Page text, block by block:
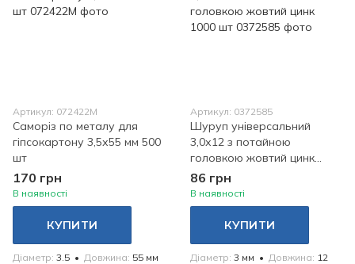
Артикул: 072422М
Саморіз по металу для
гіпсокартону 3,5х55 мм 500
шт
170 грн
В наявності
КУПИТИ
Діаметр 3.5 Довжина 55 мм
Артикул: 0372585
Шуруп універсальний
3,0х12 з потайною
головкою жовтий цинк
1000 шт
86 грн
В наявності
КУПИТИ
Діаметр 3 мм Довжина 12